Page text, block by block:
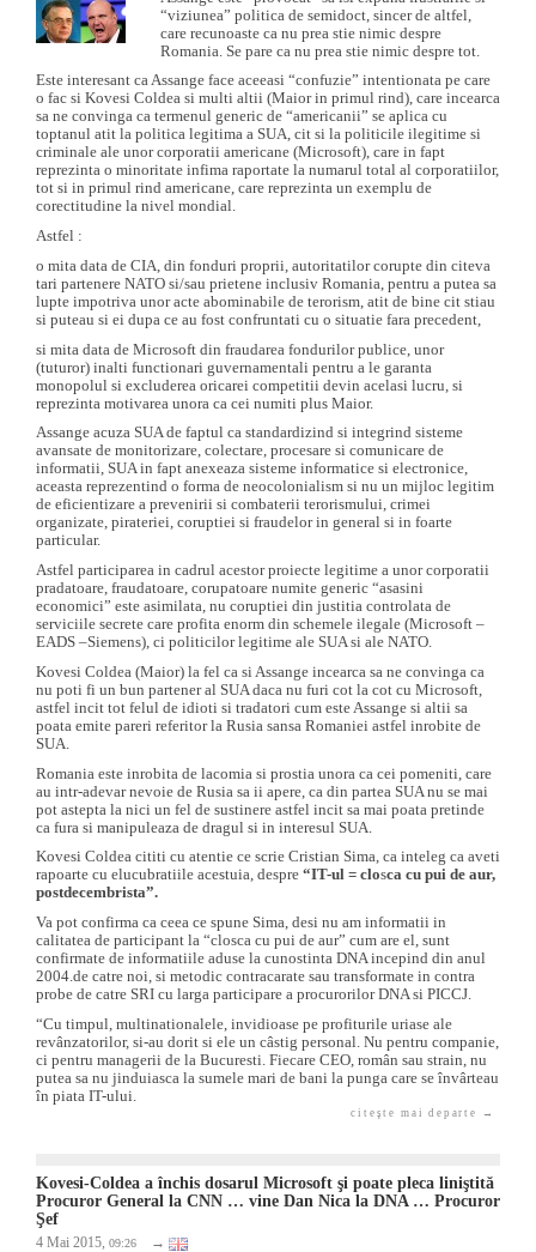
de contrabanda sunt terorism soft, amenintari cu moarte cind in joc sunt
sute de milioane de euro ce sunt oare. O explicatie este necesara.
DNA daca hotariti in sfirsit sa respectati legea si ne permiteti sa ne
studiem dosarul (85/P/2011) constituit in baza plingerilor depuse de
noi, la costurile noastre juridice si riscurile noastre foarte personale,
incepind din anul 2004 pina in prezent, impotriva acestor teroristi
deosebit de periculosi, dupa ce ne-au jefuit si tilharit si ne-au distrus
compania, reputatia, familiile si prietenii, sub privirile voastre materne
si paterne, va explicam noi.
Va asiguram ca va vom lamuri, avind in vedere ca sunteti inca sub
efectul terorist FUD – va este FRICA de Microsoft si de asociatii
acestora, sunteti in deplina INCERTITUDINE referitor la trecutul vostru
actele grave de terorism comise de Microsoft si asociatii, astfel probate
vor fi cunoascute de toata lumea.
Vom reveni …
in Irak, care nu a patit nimic, in conformitate cu diagnosticul unui
sarman arab venit si el in Romania sa faca afaceri asa cum se faceau
si se fac in continuare, „una peste alta” Statul si serviciile vegheaza.
jurnalistul-rapit-in-Irak-vor-DESECRETIZAREA-unui-DOSAR-
BOMBA-Ohanesian-Au-clasificat-CRIMA-ORGANIZATA-care-
conduce-Romania-
Comentariile Redacţiei Corupţia.ro
„N-am fraudat, piratat, corupt si amenintat pe nimeni în viaţa mea
Sunt nevinovat de orice faptă de coruptie, crima cibernetica, terorism!
americani stabiliţi aici (si in toata lumea) ca să facă un business
(Microsoft Romania) […] Dar să ştiţi că afacerile mele n-au fost mai
necinsite, mai veroase sau mai imorale ca ale altora. Am făcut afaceri aşa
cum se făceau în România acelor ani.
Statul şi serviciile şi-au făcut treaba una peste alta (Dosar 85/P/2011
conexat cu 654/P/2011, 6949/P/2004, etc.) […] Cine profită de
turbulenţe? Nişte foşti magistraţi corupţi şi abuzivi (Nicoleta Bulgaru
Stuparu, Monica Loredana Pop, Irinel Paun), un traficant de influenţă
care trăieşte regeşte din iluzia influenţei pe care pretinde c-o are
(Sebastian Vladescu/Calin Popescu Tariceanu), o jupâniţă avidă de
senzaţii tari şi de glorie profesională (no comment sau/si Melinda
Gates), un derbedeu care vrea milioane de la mine, de la Statul Român,
de la Statele Unite, de la oricine, nu contează, milioane să fie (no
comment)…” ar spune si Bill Gates (Steve Ballmer) – neanchetati inca
pentru acte de frauda, plagiat, crima cibernetica, coruptie, albire de
bani, crima organizata si terorism.
Omar Hayssam:„Terorismul e o activitate de grup, cu o ideologie în
spate. În războiul aşa numit “asimetric”, acţiunile teroriste sunt o
formă criminală de a compensa lipsurile militare faţă de adversar. Toţi
teroriştii aparţin unei organizaţii. Toate organizaţiile teroriste au o
mişcare politică în spate… Eta, Armata Republicană Irlandeză,
Hezbollah, ISIS, Al Qaeda, toate au o aripă politică sau o doctrină,
laică sau religioasă, pe care se sprijină.”
Microsoft Evanghelism– doctrina organizatiei criminale si teroriste
Microsoft : „noi folosim mijloace psihologice, economice si politice,
a ne extermina competitia. Noi folosim FUD (Frica, Incertitudine,
Dubiu) si resursele noastre politice la cel mai inalt nivel, coruptie,
propaganda, plagiat, piraterie, crima cibernetica, amenintari cu moartea,
crima organizata asa cum se obisnuieste in Romania si in alte tari, drept
Încă ceva … Domnule Procuror Şef Serviciu Cătălin
Marius VARTIC să ştiţi că nu trebuie să desecretizaţi
nimic, în conformitate cu legea, puteţi continua să
secretizaţi abuziv CRIMA ORGANIZATĂ comisă de
Microsoft şi de asociaţii acestora.
“viziunea” politica de semidoct, sincer de altfel,
care recunoaste ca nu prea stie nimic despre
Romania. Se pare ca nu prea stie nimic despre tot.
Este interesant ca Assange face aceeasi “confuzie” intentionata pe care
o fac si Kovesi Coldea si multi altii (Maior in primul rind), care incearca
sa ne convinga ca termenul generic de “americanii” se aplica cu
toptanul atit la politica legitima a SUA, cit si la politicile ilegitime si
criminale ale unor corporatii americane (Microsoft), care in fapt
reprezinta o minoritate infima raportate la numarul total al corporatiilor,
tot si in primul rind americane, care reprezinta un exemplu de
corectitudine la nivel mondial.
Astfel :
o mita data de CIA, din fonduri proprii, autoritatilor corupte din citeva
tari partenere NATO si/sau prietene inclusiv Romania, pentru a putea sa
lupte impotriva unor acte abominabile de terorism, atit de bine cit stiau
si puteau si ei dupa ce au fost confruntati cu o situatie fara precedent,
si mita data de Microsoft din fraudarea fondurilor publice, unor
(tuturor) inalti functionari guvernamentali pentru a le garanta
monopolul si excluderea oricarei competitii devin acelasi lucru, si
reprezinta motivarea unora ca cei numiti plus Maior.
Assange acuza SUA de faptul ca standardizind si integrind sisteme
avansate de monitorizare, colectare, procesare si comunicare de
informatii, SUA in fapt anexeaza sisteme informatice si electronice,
aceasta reprezentind o forma de neocolonialism si nu un mijloc legitim
de eficientizare a prevenirii si combaterii terorismului, crimei
organizate, pirateriei, coruptiei si fraudelor in general si in foarte
particular.
Astfel participarea in cadrul acestor proiecte legitime a unor corporatii
pradatoare, fraudatoare, corupatoare numite generic “asasini
economici” este asimilata, nu coruptiei din justitia controlata de
serviciile secrete care profita enorm din schemele ilegale (Microsoft –
EADS –Siemens), ci politicilor legitime ale SUA si ale NATO.
Kovesi Coldea (Maior) la fel ca si Assange incearca sa ne convinga ca
nu poti fi un bun partener al SUA daca nu furi cot la cot cu Microsoft,
astfel incit tot felul de idioti si tradatori cum este Assange si altii sa
poata emite pareri referitor la Rusia sansa Romaniei astfel inrobite de
SUA.
Romania este inrobita de lacomia si prostia unora ca cei pomeniti, care
au intr-adevar nevoie de Rusia sa ii apere, ca din partea SUA nu se mai
pot astepta la nici un fel de sustinere astfel incit sa mai poata pretinde
ca fura si manipuleaza de dragul si in interesul SUA.
Kovesi Coldea cititi cu atentie ce scrie Cristian Sima, ca inteleg ca aveti
rapoarte cu elucubratiile acestuia, despre “IT-ul = closca cu pui de aur,
postdecembrista”.
Va pot confirma ca ceea ce spune Sima, desi nu am informatii in
calitatea de participant la “closca cu pui de aur” cum are el, sunt
confirmate de informatiile aduse la cunostinta DNA incepind din anul
2004.de catre noi, si metodic contracarate sau transformate in contra
probe de catre SRI cu larga participare a procurorilor DNA si PICCJ.
“Cu timpul, multinationalele, invidioase pe profiturile uriase ale
revânzatorilor, si-au dorit si ele un câstig personal. Nu pentru companie,
ci pentru managerii de la Bucuresti. Fiecare CEO, român sau strain, nu
putea sa nu jinduiasca la sumele mari de bani la punga care se învârteau
în piata IT-ului.
citeşte mai departe →
Kovesi-Coldea a închis dosarul Microsoft şi poate pleca liniştită
Procuror General la CNN … vine Dan Nica la DNA … Procuror
Şef
4 Mai 2015, 09:26 →